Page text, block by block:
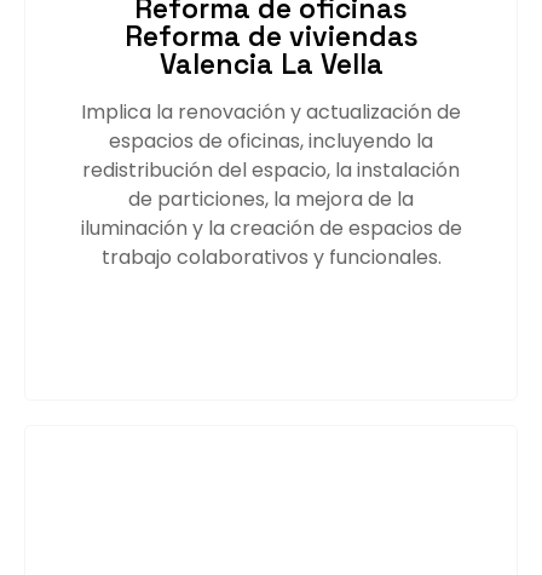
Reforma de oficinas
Reforma de viviendas
Valencia La Vella
Implica la renovación y actualización de
espacios de oficinas, incluyendo la
redistribución del espacio, la instalación
de particiones, la mejora de la
iluminación y la creación de espacios de
trabajo colaborativos y funcionales.